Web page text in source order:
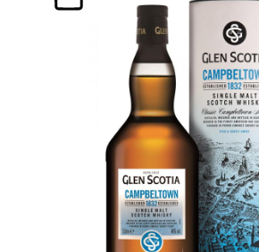
Водка Smirnoff Red Vodka 37,5%
Джин Gordon`s London Dry Gin 37,5%
Виски Talisker 10 YO Malt 45,8% in Box
Пиво Guinness Draught 4,2% Can